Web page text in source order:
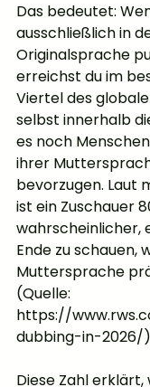
Das bedeutet:
ausschließlich in
Originalsprache
erreichst du im
Viertel des
selbst innerhalb
es noch
ihrer
bevorzugen. Laut
ist ein Zuschauer
wahrscheinlicher,
Ende zu schauen,
Muttersprache
(Quelle:
https://
dubbing-in-2026/
Diese Zahl erklärt,